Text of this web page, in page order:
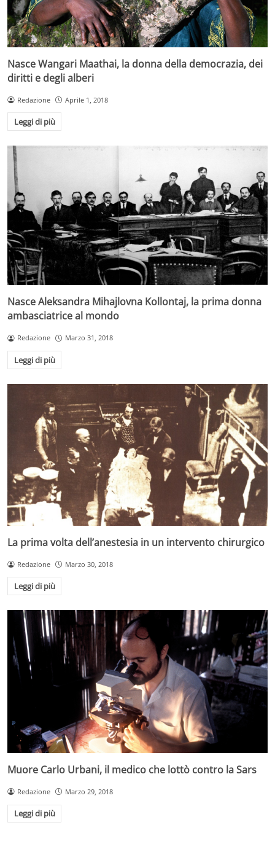
Nasce Wangari Maathai, la donna della democrazia, dei
diritti e degli alberi
Redazione Aprile 1, 2018
Leggi di più
Nasce Aleksandra Mihajlovna Kollontaj, la prima donna
ambasciatrice al mondo
Redazione Marzo 31, 2018
Leggi di più
La prima volta dell’anestesia in un intervento chirurgico
Redazione Marzo 30, 2018
Leggi di più
Muore Carlo Urbani, il medico che lottò contro la Sars
Redazione Marzo 29, 2018
Leggi di più